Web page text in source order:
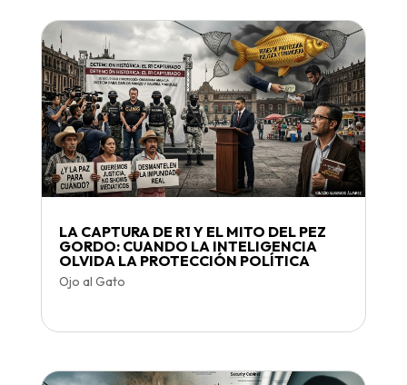
LA CAPTURA DE R1 Y EL MITO DEL PEZ
GORDO: CUANDO LA INTELIGENCIA
OLVIDA LA PROTECCIÓN POLÍTICA
Ojo al Gato